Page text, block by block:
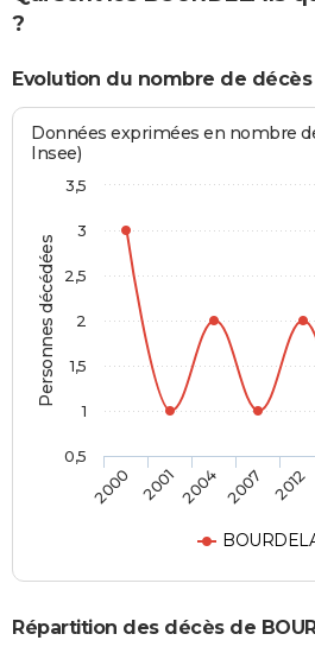
?
Evolution du nombre de décès
Personnes décédées
Données exprimées en nombre
Insee)
2000 20012004 2007 2012
0,5
1
1,5
2
2,5
3
3,5
Répartition des décès de